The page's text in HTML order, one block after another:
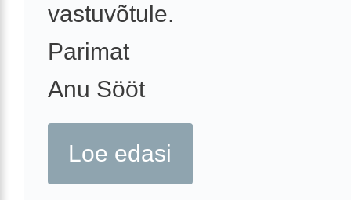
vastuvõtule.
Parimat
Anu Sööt
Loe edasi